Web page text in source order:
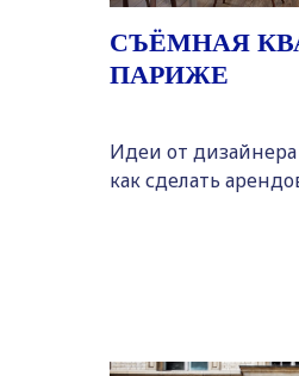
СЪЁМНАЯ
ПАРИЖЕ
Идеи от
как сделать